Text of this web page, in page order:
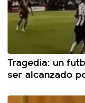
Tragedia: un
ser alcanzado